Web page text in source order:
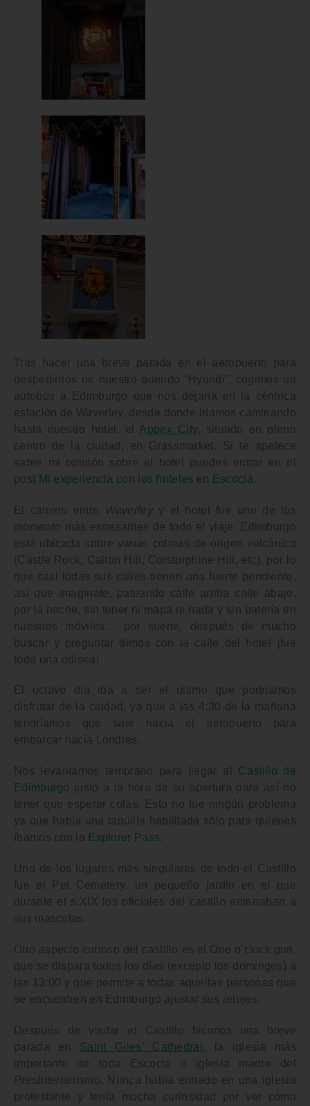
Tras hacer una breve parada en el aeropuerto para
despedirnos de nuestro querido “Hyundi”, cogimos un
autobús a
Edimburgo
que nos dejaría en la céntrica
estación de Waverley, desde donde iríamos caminando
hasta nuestro hotel, el Appex City, situado en pleno
centro de la ciudad, en Grassmarket. Si te apetece
saber mi opinión sobre el hotel puedes entrar en el
post Mi experiencia con los hoteles en Escocia.
El camino entre Waverleyy el hotel fue uno de los
momento más estresantes de todo el viaje. Edimburgo
está ubicada sobre varias colinas de origen volcánico
(Castle Rock, Calton Hill, Corstorphine Hill, etc), por lo
que casi todas sus calles tienen una fuerte pendiente,
así que imagínate, pateando calle arriba calle abajo,
por la noche, sin tener ni mapa ni nada y sin batería en
nuestros móviles… por suerte, después de mucho
buscar y preguntar dimos con la calle del hotel ¡fue
toda una odisea!
El octavo día iba a ser el último que podríamos
disfrutar de la ciudad, ya que a las 4:30 de la mañana
tendríamos que salir hacia el aeropuerto para
embarcar hacia Londres.
Nos levantamos temprano para llegar al Castillo de
Edimburgo
justo a la hora de su apertura para así no
tener que esperar colas. Esto no fue ningún problema
ya que había una taquilla habilitada sólo para quienes
íbamos con la Explorer Pass.
Uno de los lugares más singulares de todo el Castillo
fue el
Pet Cemetery, un pequeño jardín en el que
durante el s.XIX los oficiales del castillo enterraban a
sus mascotas.
Otro aspecto curioso del castillo es el One o’clock gun ,
que se dispara todos los días (excepto los domingos) a
las 13:00 y que permite a todas aquellas personas que
se encuentren en Edimburgo ajustar sus relojes.
Después de visitar el Castillo hicimos una breve
parada en Saint Giles’ Cathedral , la iglesia más
importante de toda
Escocia
e iglesia madre del
Presbiterianismo. Nunca había entrado en una iglesia
protestante y tenía mucha curiosidad por ver cómo